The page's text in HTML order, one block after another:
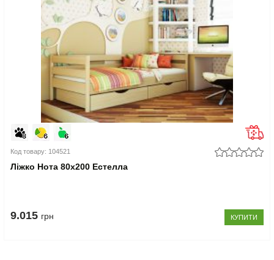
Код товару: 104521
Ліжко Нота 80x200 Естелла
9.015 грн КУПИТИ